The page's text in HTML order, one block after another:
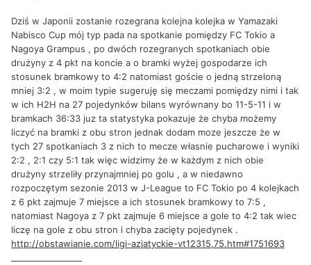
Dziś w Japonii zostanie rozegrana kolejna kolejka w Yamazaki
Nabisco Cup mój typ pada na spotkanie pomiędzy FC Tokio a
Nagoya Grampus , po dwóch rozegranych spotkaniach obie
drużyny z 4 pkt na koncie a o bramki wyżej gospodarze ich
stosunek bramkowy to 4:2 natomiast goście o jedną strzeloną
mniej 3:2 , w moim typie sugeruję się meczami pomiędzy nimi i tak
w ich H2H na 27 pojedynków bilans wyrównany bo 11-5-11 i w
bramkach 36:33 juz ta statystyka pokazuje że chyba możemy
liczyć na bramki z obu stron jednak dodam moze jeszcze że w
tych 27 spotkaniach 3 z nich to mecze własnie pucharowe i wyniki
2:2 , 2:1 czy 5:1 tak więc widzimy że w każdym z nich obie
drużyny strzeliły przynajmniej po golu , a w niedawno
rozpoczętym sezonie 2013 w J-League to FC Tokio po 4 kolejkach
z 6 pkt zajmuje 7 miejsce a ich stosunek bramkowy to 7:5 ,
natomiast Nagoya z 7 pkt zajmuje 6 miejsce a gole to 4:2 tak wiec
liczę na gole z obu stron i chyba zacięty pojedynek .
http://obstawianie.com/ligi-azjatyckie-vt12315,75.htm#1751693